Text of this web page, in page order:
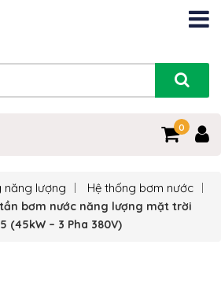
0
năng lượng
Hệ thống bơm nước
bơm nước năng lượng mặt trời
(45kW – 3 Pha 380V)